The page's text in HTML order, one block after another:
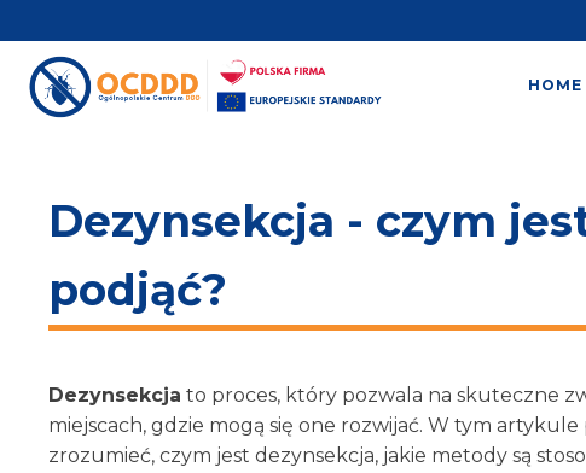
HOME
Dezynsekcja - czym
podjąć?
Dezynsekcja to proces, który pozwala na skuteczne
miejscach, gdzie mogą się one rozwijać. W tym
zrozumieć, czym jest dezynsekcja, jakie metody są